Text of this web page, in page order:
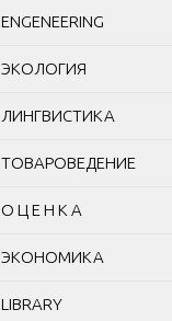
ENGENEERING
ЭКОЛОГИЯ
ЛИНГВИСТИКА
ТОВАРОВЕДЕНИЕ
О Ц Е Н К А
ЭКОНОМИКА
LIBRARY